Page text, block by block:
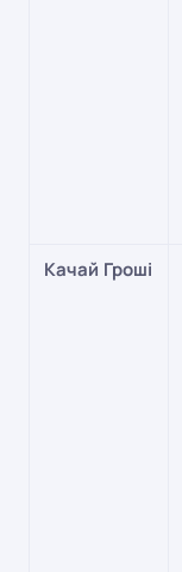
Качай Гроші